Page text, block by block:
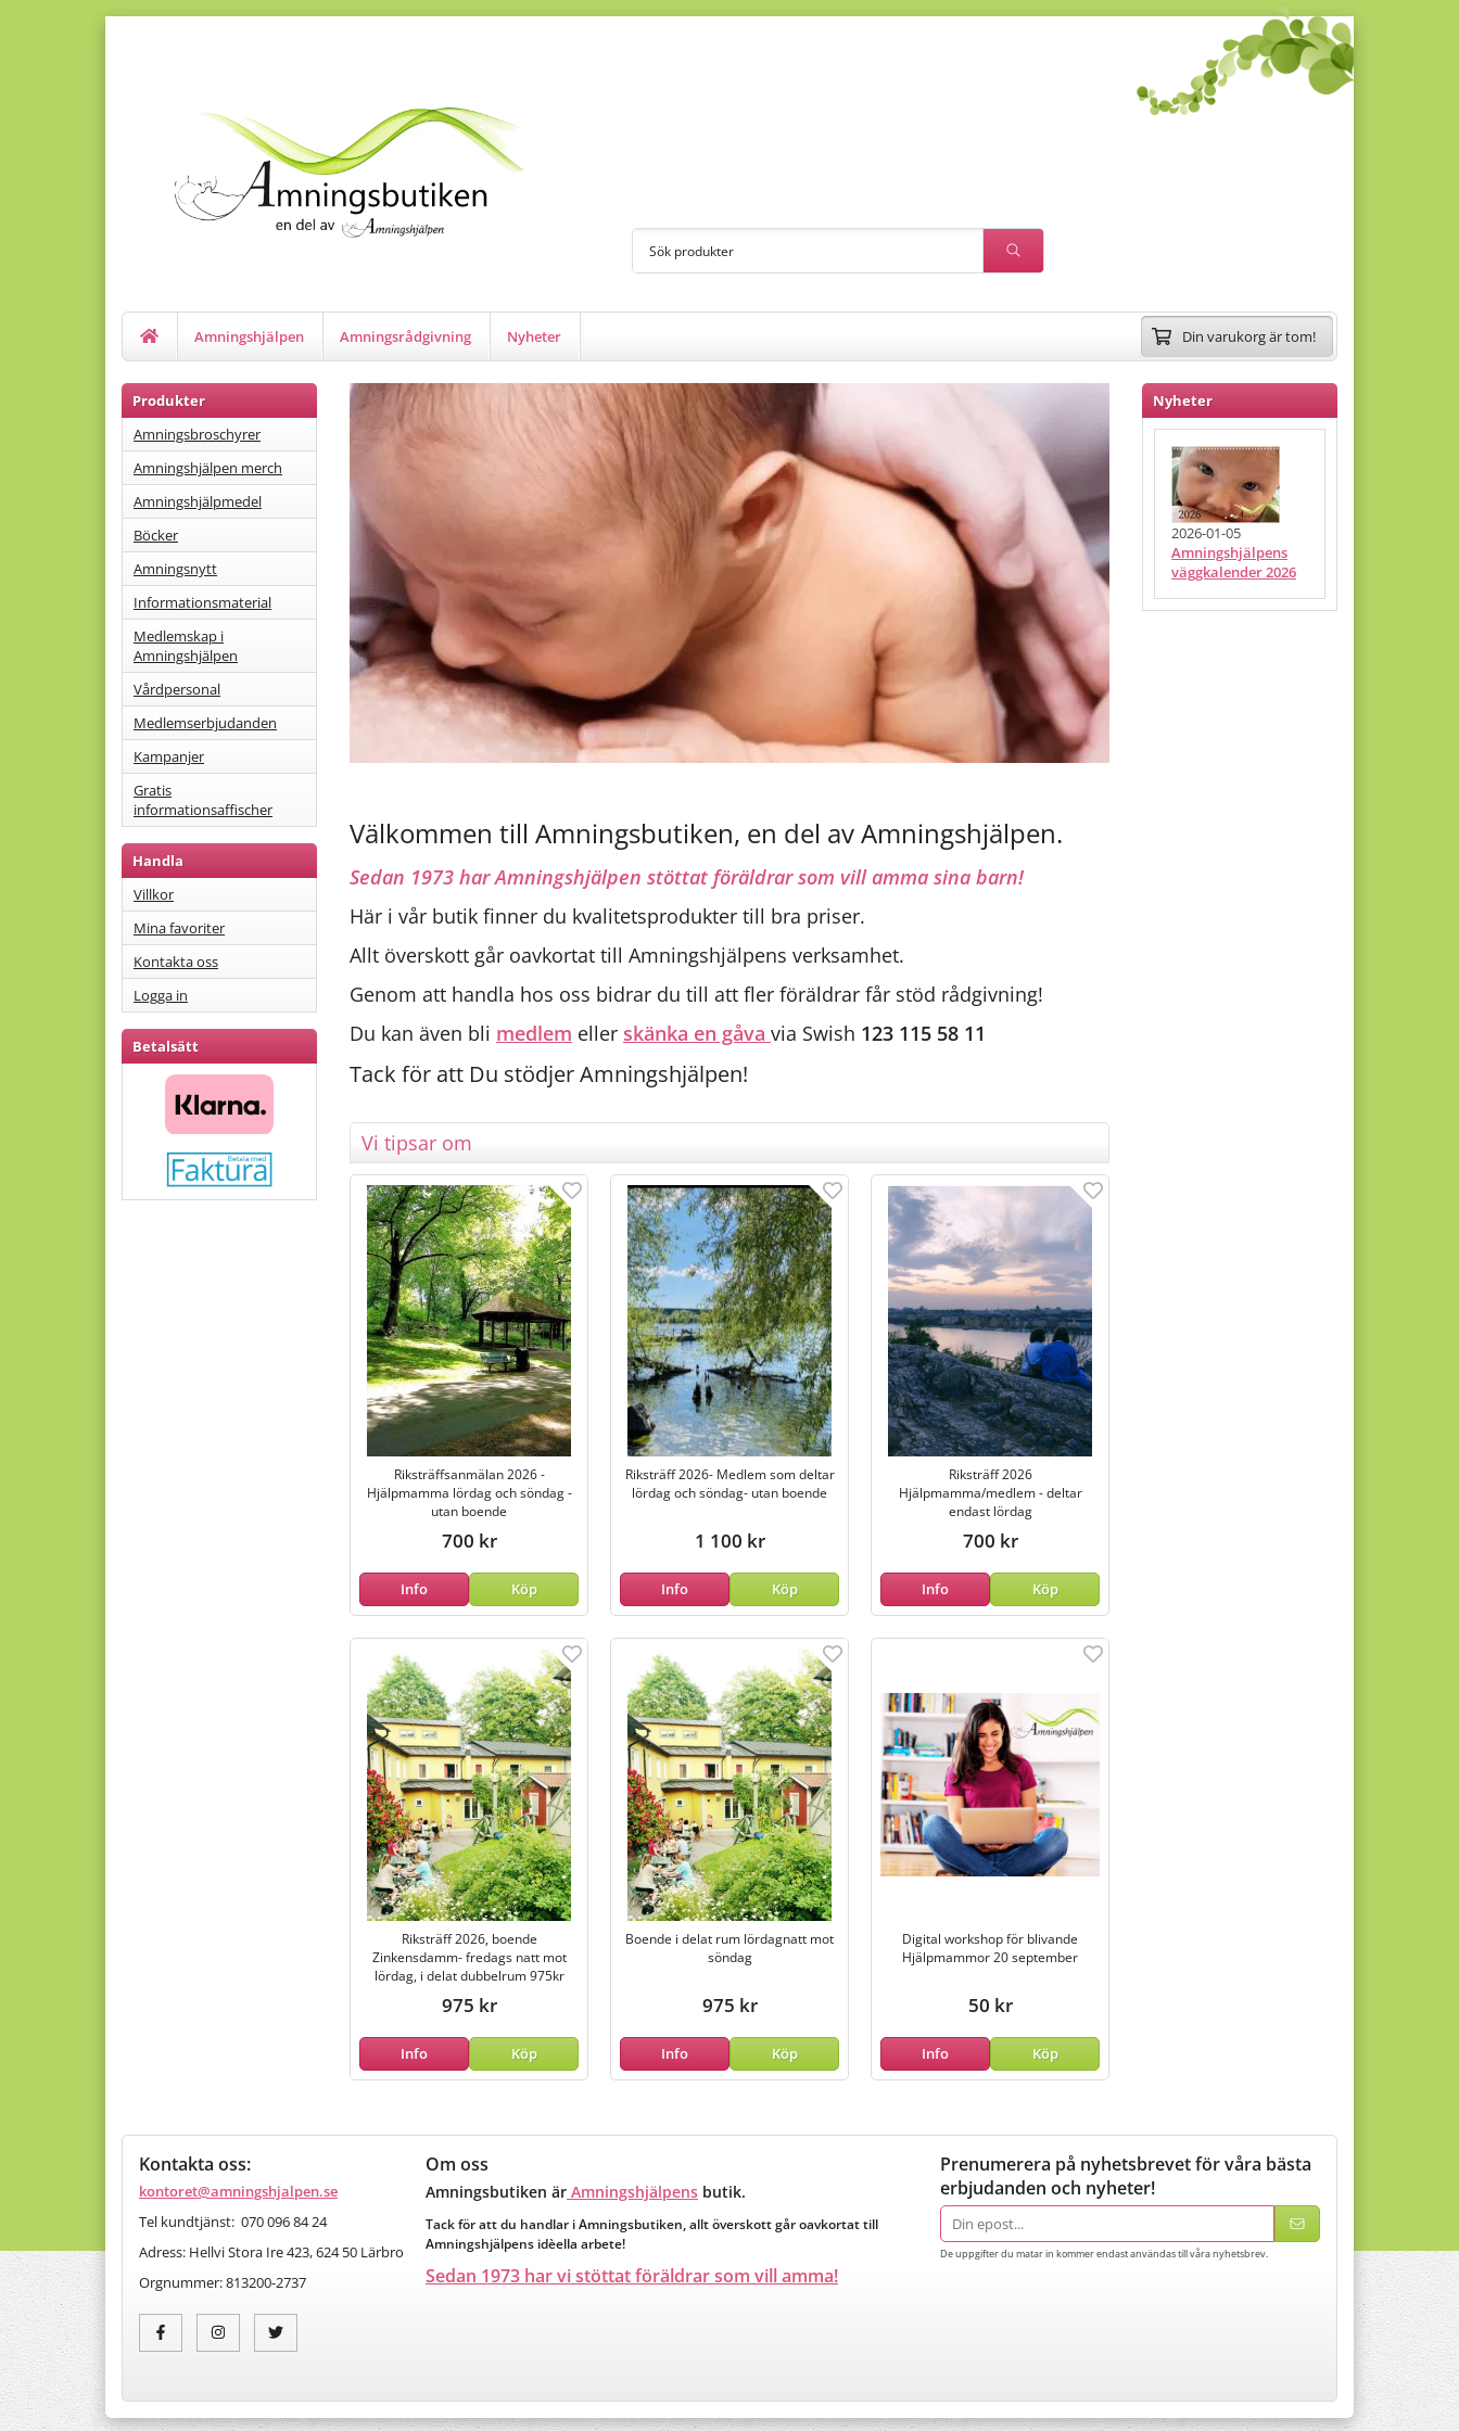
Amningshjälpen Amningsrådgivning Nyheter Din varukorg är tom!
Produkter
Amningsbroschyrer
Amningshjälpen merch
Amningshjälpmedel
Böcker
Amningsnytt
Informationsmaterial
Medlemskap i
Amningshjälpen
Vårdpersonal
Medlemserbjudanden
Kampanjer
Gratis
informationsaffischer
Handla
Villkor
Mina favoriter
Kontakta oss
Logga in
Betalsätt
Nyheter
2026-01-05
amningshjälpens
väggkalender 2026
Välkommen till Amningsbutiken, en del av Amningshjälpen.
Sedan 1973 har Amningshjälpen stöttat föräldrar som vill amma sina barn!
Här i vår butik finner du kvalitetsprodukter till bra priser.
Allt överskott går oavkortat till Amningshjälpens verksamhet.
Genom att handla hos oss bidrar du till att fler föräldrar får stöd rådgivning!
Du kan även bli medlem eller skänka en gåva via Swish 123 115 58 11
Tack för att Du stödjer Amningshjälpen!
Vi tipsar om
Riksträffsanmälan 2026 -
Hjälpmamma lördag och söndag -
utan boende
700 kr
Info Köp
Riksträff 2026- Medlem som deltar
lördag och söndag- utan boende
1 100 kr
Info Köp
Riksträff 2026
Hjälpmamma/medlem - deltar
endast lördag
700 kr
Info Köp
Riksträff 2026, boende
Zinkensdamm- fredags natt mot
lördag, i delat dubbelrum 975kr
975 kr
Info Köp
Boende i delat rum lördagnatt mot
söndag
975 kr
Info Köp
Digital workshop för blivande
Hjälpmammor 20 september
50 kr
Info Köp
Kontakta oss:
kontoret@amningshjalpen.se
Tel kundtjänst: 070 096 84 24
Adress: Hellvi Stora Ire 423, 624 50 Lärbro
Orgnummer:813200-2737
Om oss
Amningsbutiken är Amningshjälpens butik.
Tack för att du handlar i Amningsbutiken, allt överskott går oavkortat till
Amningshjälpens idèella arbete!
Sedan 1973 har vi stöttat föräldrar som vill amma!
Prenumerera på nyhetsbrevet för våra bästa
erbjudanden och nyheter!
E-
postadress
De uppgifter du matar in kommer endast användas till våra nyhetsbrev.